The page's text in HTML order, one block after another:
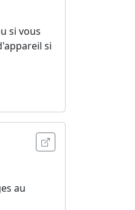
si vous
si
Ouvrir l'annonce
au